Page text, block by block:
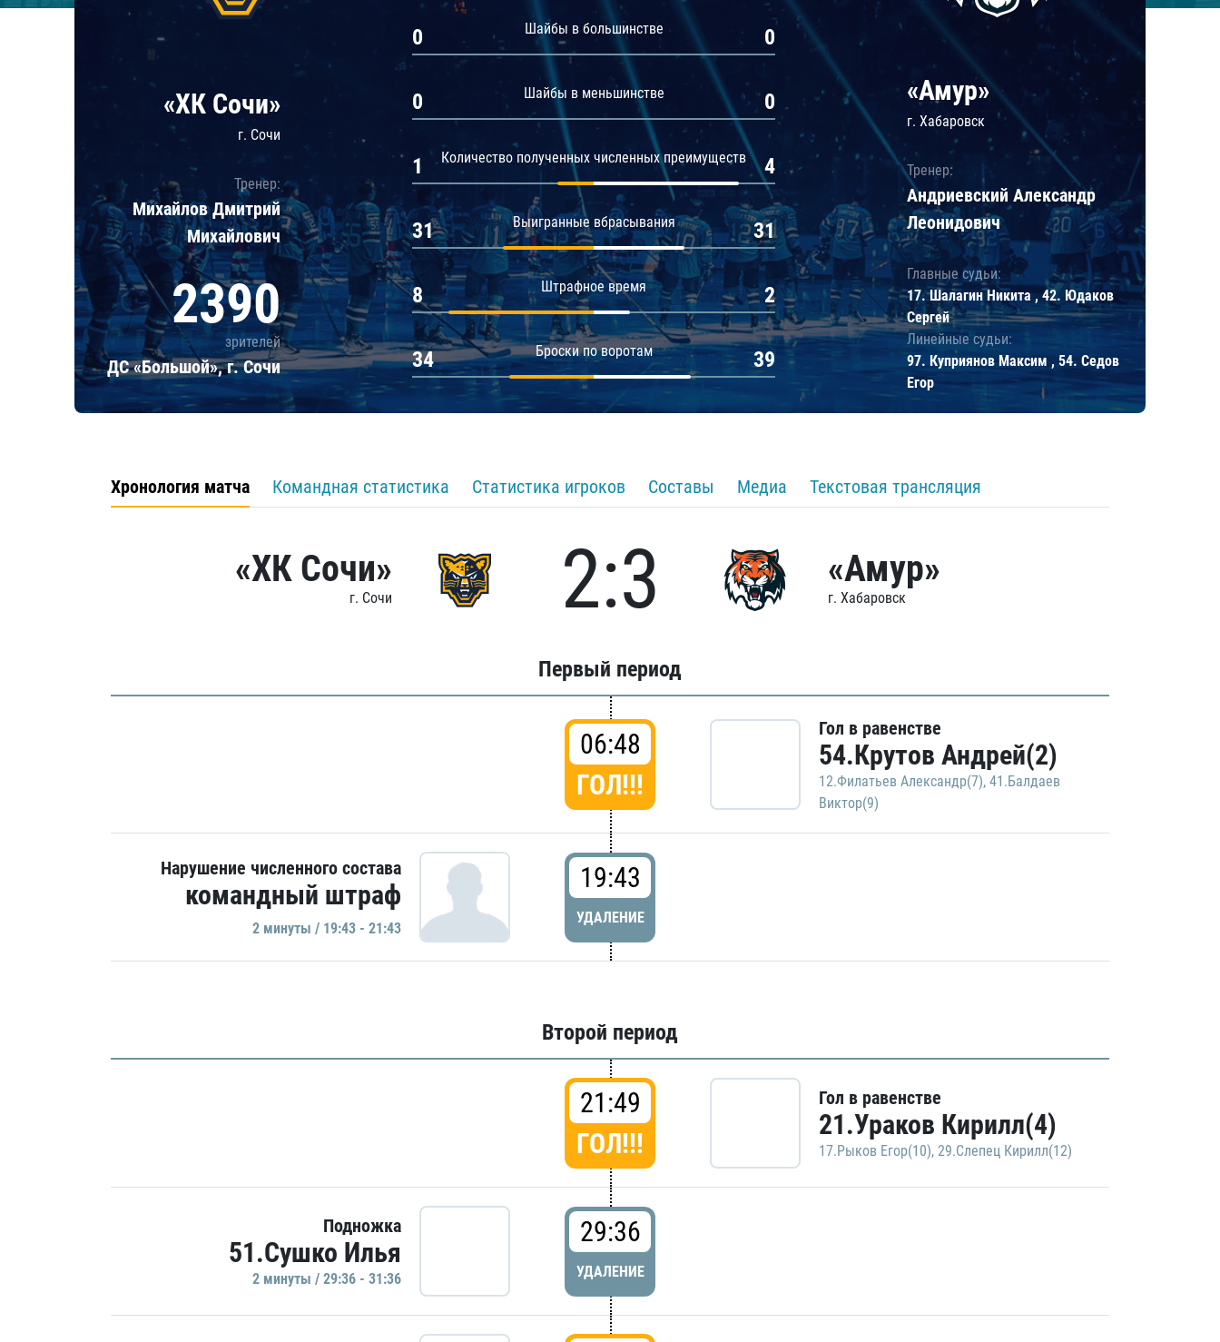
Локомотив
Шанхайские Драконы
Амур
Барыс
«ХК Сочи»
г. Сочи
Тренер:
Михайлов Дмитрий
Михайлович
2390
зрителей
ДС «Большой», г. Сочи
Шайбы в большинстве
0 0
Шайбы в меньшинстве
0 0
Количество полученных численных преимуществ
1 4
Выигранные вбрасывания
31 31
Штрафное время
8 2
Броски по воротам
34 39
«Амур»
г. Хабаровск
Тренер:
Андриевский Александр
Леонидович
Главные судьи:
17. Шалагин Никита , 42. Юдаков
Сергей
Линейные судьи:
97. Куприянов Максим , 54. Седов
Егор
Хронология матча Командная статистика Статистика игроков Составы Медиа Текстовая трансляция
«ХК Сочи»
г. Сочи 2:3 «Амур»
г. Хабаровск
Первый период
06:48
ГОЛ!!!
Гол в равенстве
54.Крутов Андрей(2)
12.Филатьев Александр(7), 41.Балдаев
Виктор(9)
Нарушение численного состава
командный штраф
2 минуты / 19:43 - 21:43
19:43
УДАЛЕНИЕ
Второй период
21:49
ГОЛ!!!
Гол в равенстве
21.Ураков Кирилл(4)
17.Рыков Егор(10), 29.Слепец Кирилл(12)
Подножка
51.Сушко Илья
2 минуты / 29:36 - 31:36
29:36
УДАЛЕНИЕ